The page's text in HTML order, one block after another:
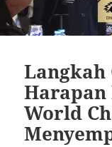
Langkah
Harapan
World